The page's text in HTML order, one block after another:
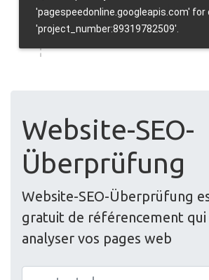
Website-SEO-
Überprüfung
Website-SEO-Überprüfung
gratuit de référencement qui
analyser vos pages web